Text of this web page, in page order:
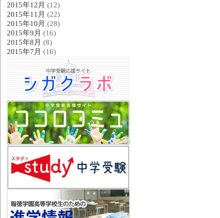
2015年12月 (12)
2015年11月 (22)
2015年10月 (28)
2015年9月 (16)
2015年8月 (8)
2015年7月 (16)